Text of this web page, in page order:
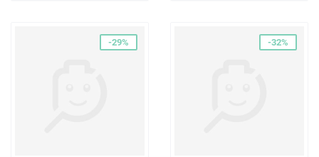
-29% -32%